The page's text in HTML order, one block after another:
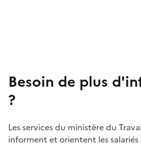
Besoin de plus
?
Les services du ministère du
informent et orientent les